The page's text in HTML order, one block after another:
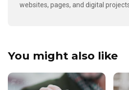
websites, pages, and digital
You might also like